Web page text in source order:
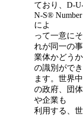
ており、D-
N-S® Number
によ
って一意にそ
れが同一の事
業体かどうか
の識別ができ
ます。世界中
の政府、団体
や企業も
利用する、世